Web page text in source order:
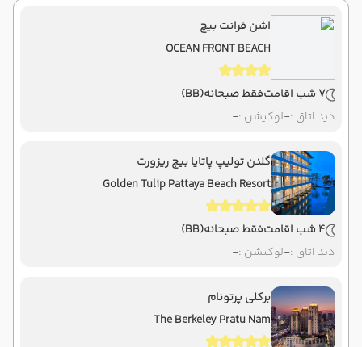
اشن فرانت بیچ
OCEAN FRONT BEACH
7 شب اقامت فقط صبحانه(BB)
دید اتاق :-لوکیشن :-
گلدن تولیپ پاتایا بیچ ریزورت
Golden Tulip Pattaya Beach Resort
4 شب اقامت فقط صبحانه(BB)
دید اتاق :-لوکیشن :-
برکلی پرتونام
The Berkeley Pratu Nam